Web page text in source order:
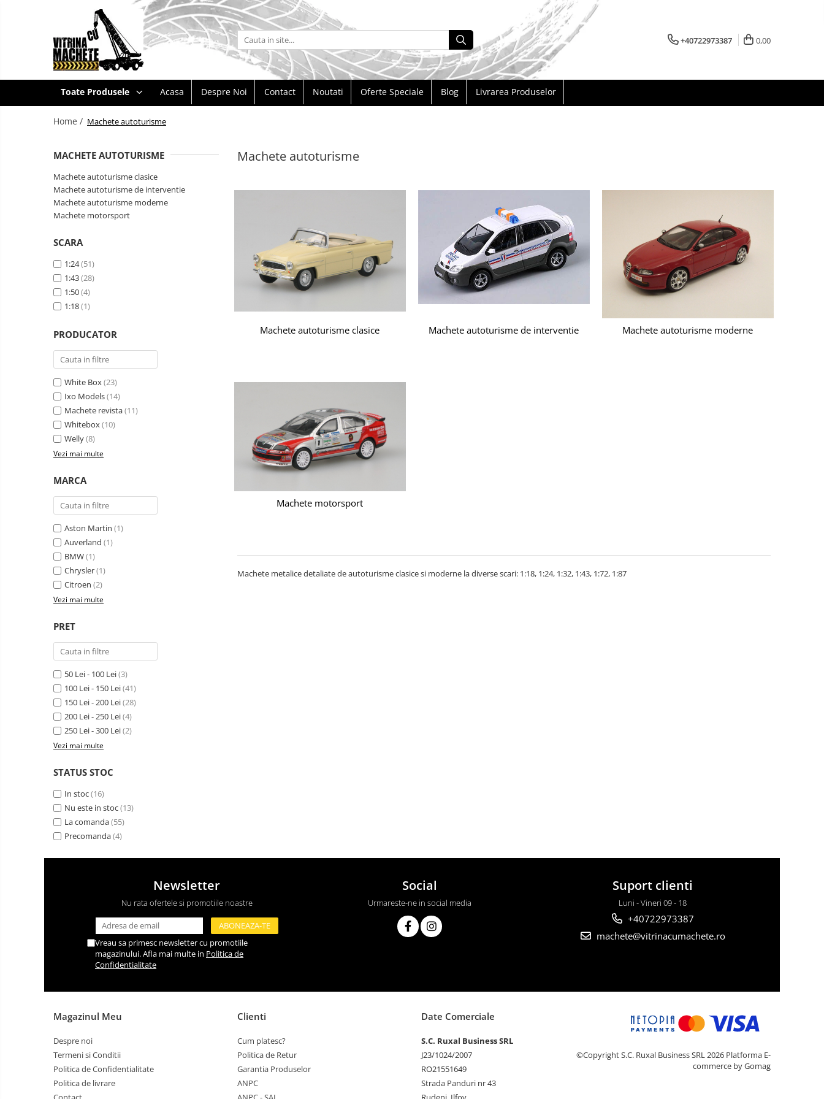
Toate Produsele
Machete utilaje de constructii
Machete macarale si alte utilaje de
terasamente
Alte machete de utilaje
Machete camioane
Machete camioane
Machete camionete si dubite
Machete cisterne
Machete autobuze
Machete autoturisme de
interventie
Machete autoturisme moderne
Machete motorsport
Accesorii machete
+40722973387 0,00
Toate Produsele Acasa Despre Noi Contact Noutati Oferte Speciale Blog Livrarea Produselor
Home / Machete autoturisme
Machete autoturisme
MACHETE AUTOTURISME
Machete autoturisme clasice
Machete autoturisme de interventie
Machete autoturisme moderne
Machete motorsport
SCARA
1:24(51)
1:43(28)
1:50(4)
1:18(1)
PRODUCATOR
White Box(23)
Ixo Models(14)
Machete revista(11)
Whitebox(10)
Welly(8)
Vezi mai multe
MARCA
Aston Martin (1)
Auverland (1)
BMW(1)
Chrysler(1)
Citroen (2)
Vezi mai multe
PRET
50 Lei - 100 Lei(3)
100 Lei - 150 Lei(41)
150 Lei - 200 Lei(28)
200 Lei - 250 Lei(4)
250 Lei - 300 Lei(2)
Vezi mai multe
STATUS STOC
In stoc(16)
Nu este in stoc(13)
La comanda(55)
Precomanda(4)
Machete autoturisme clasice Machete autoturisme de interventie Machete autoturisme moderne
Machete motorsport
Machete metalice detaliate de autoturisme clasice si moderne la diverse scari: 1:18, 1:24, 1:32, 1:43, 1:72, 1:87
Newsletter
Nu rata ofertele si promotiile noastre
Vreau sa primesc newsletter cu promotiile
magazinului. Afla mai multe in Politica de
Confidentialitate
Social
Urmareste-ne in social media
Suport clienti
Luni - Vineri 09 - 18
+40722973387
machete@vitrinacumachete.ro
Magazinul Meu
Despre noi
Termeni si Conditii
Politica de Confidentialitate
Politica de livrare
Clienti
Cum platesc?
Politica de Retur
Garantia Produselor
ANPC
Date Comerciale
S.C. Ruxal Business SRL
J23/1024/2007
RO21551649
Strada Panduri nr 43
©Copyright S.C. Ruxal Business SRL 2026 Platforma E-
commerce by Gomag